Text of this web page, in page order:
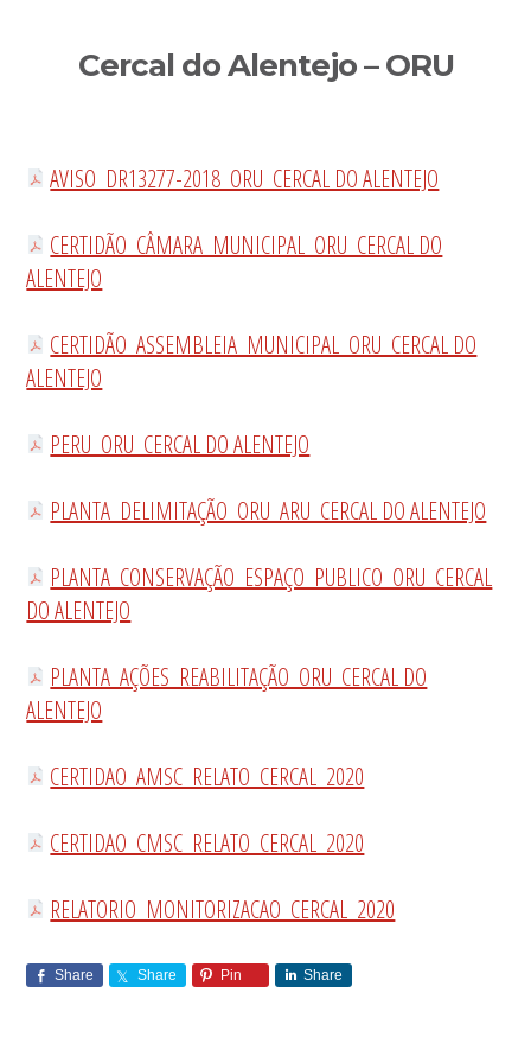
Cercal do Alentejo – ORU
AVISO_DR13277-2018_ORU_CERCAL DO ALENTEJO
CERTIDÃO_CÂMARA_MUNICIPAL_ORU_CERCAL DO
ALENTEJO
CERTIDÃO_ASSEMBLEIA_MUNICIPAL_ORU_CERCAL DO
ALENTEJO
PERU_ORU_CERCAL DO ALENTEJO
PLANTA_DELIMITAÇÃO_ORU_ARU_CERCAL DO ALENTEJO
PLANTA_CONSERVAÇÃO_ESPAÇO_PUBLICO_ORU_CERCAL
DO ALENTEJO
PLANTA_AÇÕES_REABILITAÇÃO_ORU_CERCAL DO
ALENTEJO
CERTIDAO_AMSC_RELATO_CERCAL_2020
CERTIDAO_CMSC_RELATO_CERCAL_2020
RELATORIO_MONITORIZACAO_CERCAL_2020
Share Share Pin Share
Sidebar